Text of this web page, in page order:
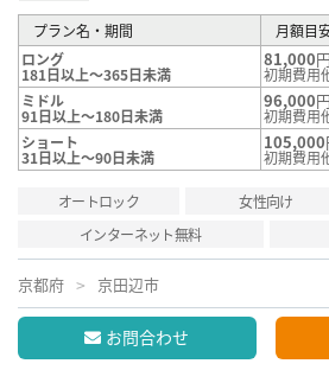
プラン名・期間
月額目
ロング
181日以上～365日未満
81,000
初期費用
ミドル
91日以上～180日未満
96,000
初期費用
ショート
31日以上～90日未満
105,000
初期費用
オートロック 女性向け
インターネット無料
京都府 京田辺市
お問合わせ